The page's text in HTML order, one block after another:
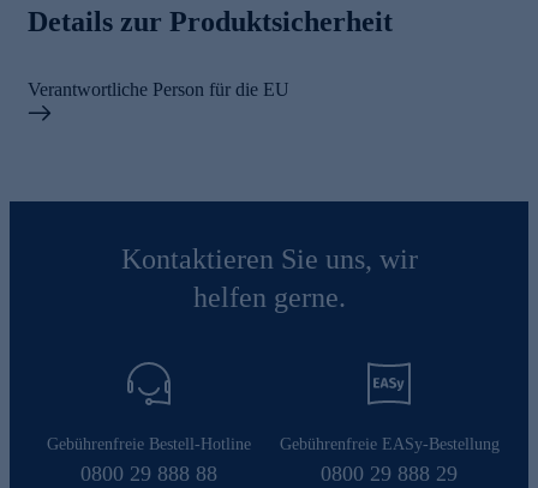
Details zur Produktsicherheit
Verantwortliche Person für die EU
Kontaktieren Sie uns, wir
helfen gerne.
Gebührenfreie Bestell-Hotline
0800 29 888 88
Gebührenfreie EASy-Bestellung
0800 29 888 29